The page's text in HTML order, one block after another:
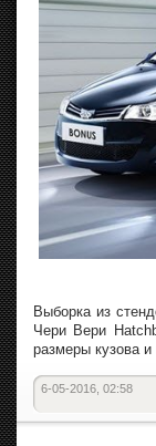
Выборка из
Чери Вери
размеры кузова и
6-05-2016, 02:58